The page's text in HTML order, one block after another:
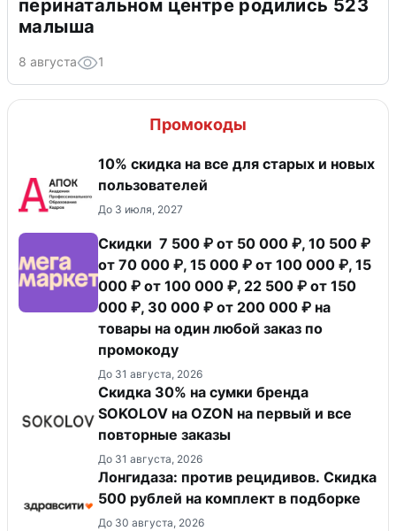
перинатальном центре родились 523
малыша
8 августа 1
Промокоды
10% скидка на все для старых и новых
пользователей
До 3 июля, 2027
Скидки 7 500 ₽ от 50 000 ₽, 10 500 ₽
от 70 000 ₽, 15 000 ₽ от 100 000 ₽, 15
000 ₽ от 100 000 ₽, 22 500 ₽ от 150
000 ₽, 30 000 ₽ от 200 000 ₽ на
товары на один любой заказ по
промокоду
До 31 августа, 2026
Скидка 30% на сумки бренда
SOKOLOV на OZON на первый и все
повторные заказы
До 31 августа, 2026
Лонгидаза: против рецидивов. Скидка
500 рублей на комплект в подборке
До 30 августа, 2026